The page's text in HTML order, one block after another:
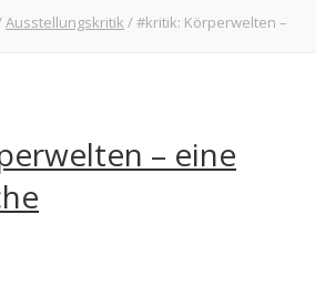
Ausstellungskritik /#kritik: Körperwelten –
– eine